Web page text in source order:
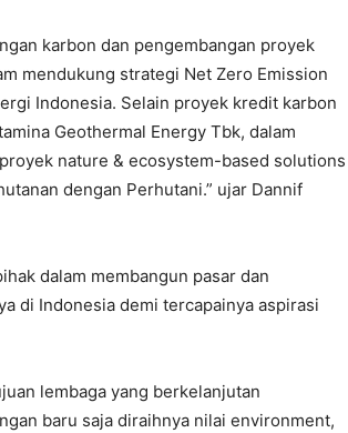
karbon dan pengembangan proyek
mendukung strategi Net Zero Emission
Indonesia. Selain proyek kredit karbon
Geothermal Energy Tbk, dalam
nature & ecosystem-based solutions
dengan Perhutani.” ujar Dannif
dalam membangun pasar dan
di Indonesia demi tercapainya aspirasi
lembaga yang berkelanjutan
baru saja diraihnya nilai environment,